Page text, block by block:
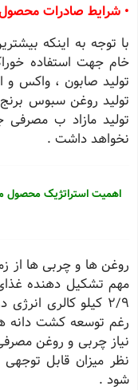
• شرایط صادرات
با توجه به اینکه
خام جهت استفاده
تولید صابون ، واکس
تولید روغن سبوس
تولید مازاد ب
نخواهد داشت .
اهمیت استراتژیک محصول
روغن ها و چربی ها از
مهم تشکیل دهنده
2/9 کیلو کالری
رغم توسعه کشت دانه
نیاز چربی و روغن
نظر میزان قابل
شود .